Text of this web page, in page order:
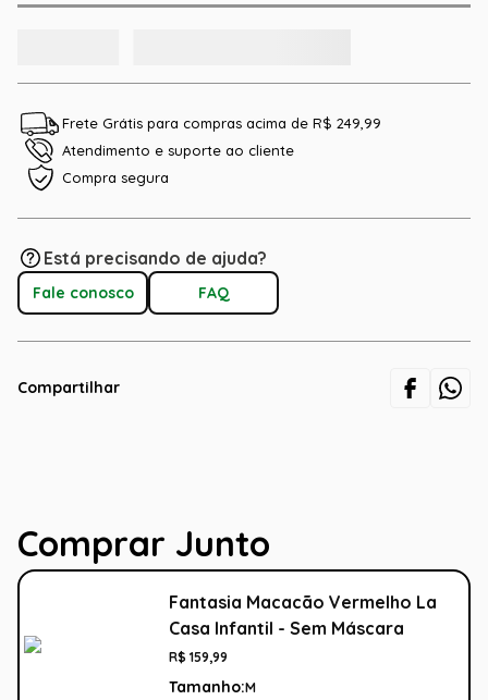
Frete Grátis para compras acima de R$ 249,99
Atendimento e suporte ao cliente
Compra segura
Está precisando de ajuda?
Fale conosco FAQ
Compartilhar
Comprar Junto
Fantasia Macacão Vermelho La
Casa Infantil - Sem Máscara
R$ 159,99
Tamanho:M